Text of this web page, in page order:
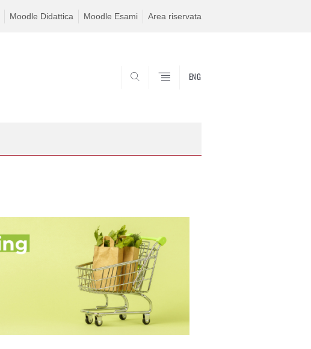
Moodle Didattica Moodle Esami Area riservata
ENG